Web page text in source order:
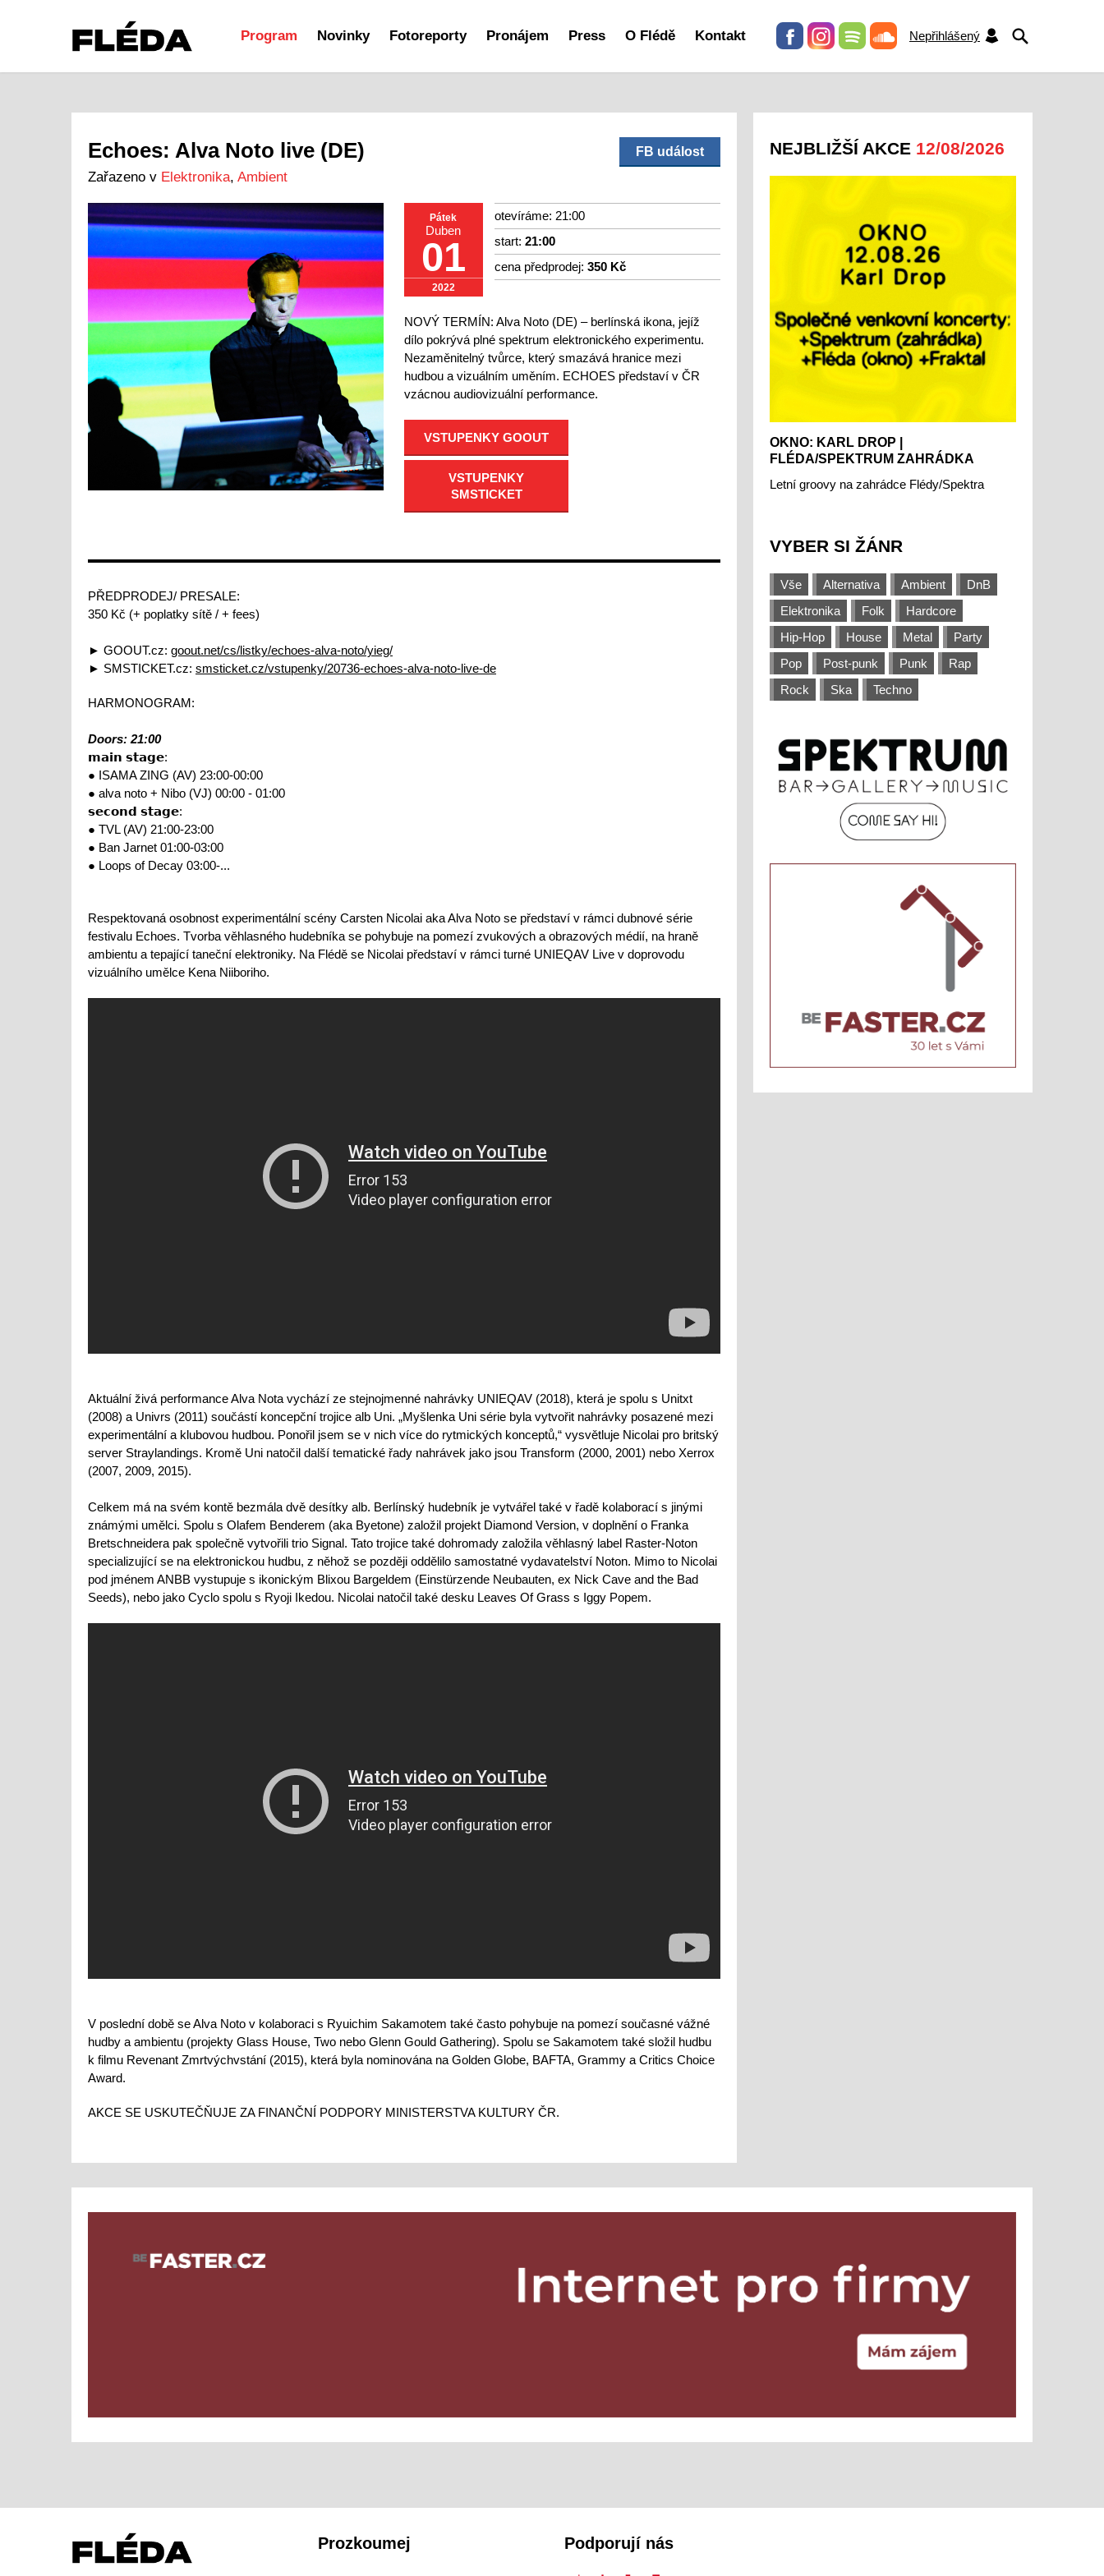
Program Novinky Fotoreporty Pronájem Press O Flédě Kontakt Nepřihlášený
Echoes: Alva Noto live (DE)
Zařazeno v Elektronika, Ambient
FB událost
Pátek
Duben
01
2022
otevíráme: 21:00
start: 21:00
cena předprodej: 350 Kč
NOVÝ TERMÍN: Alva Noto (DE) – berlínská ikona, jejíž
dílo pokrývá plné spektrum elektronického experimentu.
Nezaměnitelný tvůrce, který smazává hranice mezi
hudbou a vizuálním uměním. ECHOES představí v ČR
vzácnou audiovizuální performance.
VSTUPENKY GOOUT
VSTUPENKY
SMSTICKET
PŘEDPRODEJ/ PRESALE:
350 Kč (+ poplatky sítě / + fees)
► GOOUT.cz: goout.net/cs/listky/echoes-alva-noto/yieg/
► SMSTICKET.cz: smsticket.cz/vstupenky/20736-echoes-alva-noto-live-de
HARMONOGRAM:
Doors: 21:00
𝗺𝗮𝗶𝗻 𝘀𝘁𝗮𝗴𝗲:
● ISAMA ZING (AV) 23:00-00:00
● alva noto + Nibo (VJ) 00:00 - 01:00
𝘀𝗲𝗰𝗼𝗻𝗱 𝘀𝘁𝗮𝗴𝗲:
● TVL (AV) 21:00-23:00
● Ban Jarnet 01:00-03:00
● Loops of Decay 03:00-...
Respektovaná osobnost experimentální scény Carsten Nicolai aka Alva Noto se představí v rámci dubnové série
festivalu Echoes. Tvorba věhlasného hudebníka se pohybuje na pomezí zvukových a obrazových médií, na hraně
ambientu a tepající taneční elektroniky. Na Flédě se Nicolai představí v rámci turné UNIEQAV Live v doprovodu
vizuálního umělce Kena Niiboriho.
Aktuální živá performance Alva Nota vychází ze stejnojmenné nahrávky UNIEQAV (2018), která je spolu s Unitxt
(2008) a Univrs (2011) součástí koncepční trojice alb Uni. „Myšlenka Uni série byla vytvořit nahrávky posazené mezi
experimentální a klubovou hudbou. Ponořil jsem se v nich více do rytmických konceptů,“ vysvětluje Nicolai pro britský
server Straylandings. Kromě Uni natočil další tematické řady nahrávek jako jsou Transform (2000, 2001) nebo Xerrox
(2007, 2009, 2015).
Celkem má na svém kontě bezmála dvě desítky alb. Berlínský hudebník je vytvářel také v řadě kolaborací s jinými
známými umělci. Spolu s Olafem Benderem (aka Byetone) založil projekt Diamond Version, v doplnění o Franka
Bretschneidera pak společně vytvořili trio Signal. Tato trojice také dohromady založila věhlasný label Raster-Noton
specializující se na elektronickou hudbu, z něhož se později oddělilo samostatné vydavatelství Noton. Mimo to Nicolai
pod jménem ANBB vystupuje s ikonickým Blixou Bargeldem (Einstürzende Neubauten, ex Nick Cave and the Bad
Seeds), nebo jako Cyclo spolu s Ryoji Ikedou. Nicolai natočil také desku Leaves Of Grass s Iggy Popem.
V poslední době se Alva Noto v kolaboraci s Ryuichim Sakamotem také často pohybuje na pomezí současné vážné
hudby a ambientu (projekty Glass House, Two nebo Glenn Gould Gathering). Spolu se Sakamotem také složil hudbu
k filmu Revenant Zmrtvýchvstání (2015), která byla nominována na Golden Globe, BAFTA, Grammy a Critics Choice
Award.
AKCE SE USKUTEČŇUJE ZA FINANČNÍ PODPORY MINISTERSTVA KULTURY ČR.
NEJBLIŽŠÍ AKCE 12/08/2026
OKNO: KARL DROP |
FLÉDA/SPEKTRUM ZAHRÁDKA
Letní groovy na zahrádce Flédy/Spektra
VYBER SI ŽÁNR
Vše Alternativa Ambient
DnB
Elektronika
Folk
Hardcore
Hip-Hop
House Metal
Party
Pop
Post-punk Punk
Rap
Rock
Ska Techno
Prozkoumej Podporují nás